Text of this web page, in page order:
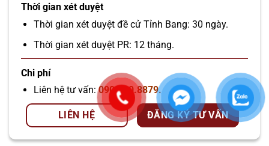
Thời gian xét duyệt
Thời gian xét duyệt đề cử Tỉnh Bang: 30 ngày.
Thời gian xét duyệt PR: 12 tháng.
Chi phí
Liên hệ tư vấn:090.720.8879.
LIÊN HỆ ĐĂNG KÝ TƯ VẤN